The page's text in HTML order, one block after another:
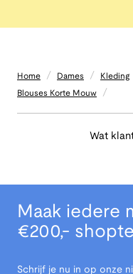
Home / Dames / Kleding
Blouses Korte Mouw /
Wat
Maak iedere
€200,-
Schrijf je nu in op onze